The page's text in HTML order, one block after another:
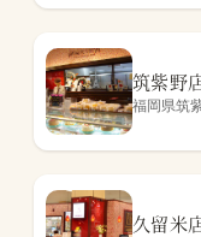
筑紫野
福岡県筑
久留米